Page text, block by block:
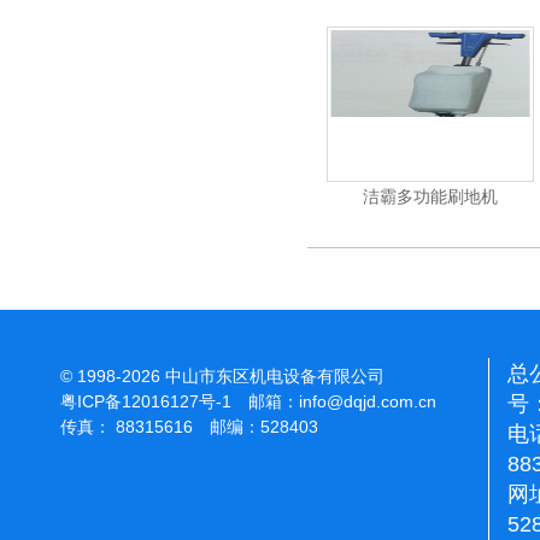
洁霸多功能刷地机
© 1998-2026 中山市东区机电设备有限公司
粤ICP备12016127号-1
邮箱： info@dqjd.com.cn
传真： 88315616 邮编：528403
总
号
电
网